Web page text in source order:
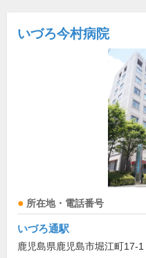
いづろ今村病院
所在地・電話番号
いづろ通駅
鹿児島県鹿児島市堀江町17-1